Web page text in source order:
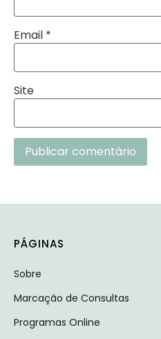
Email *
Site
PÁGINAS
Sobre
Marcação de Consultas
Programas Online